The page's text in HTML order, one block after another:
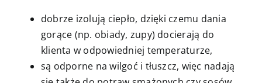
dobrze izolują ciepło, dzięki czemu dania
gorące (np. obiady, zupy) docierają do
klienta w odpowiedniej temperaturze,
są odporne na wilgoć i tłuszcz, więc nadają